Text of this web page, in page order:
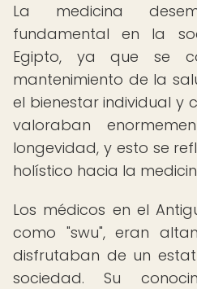
La medicina
fundamental en la
Egipto, ya que se
mantenimiento de la
el bienestar individual y
valoraban
longevidad, y esto se
holístico hacia la
Los médicos en el
como "swu", eran
disfrutaban de un
sociedad. Su